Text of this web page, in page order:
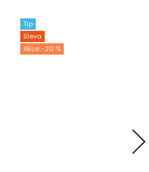
Tip
Sleva
-20 %